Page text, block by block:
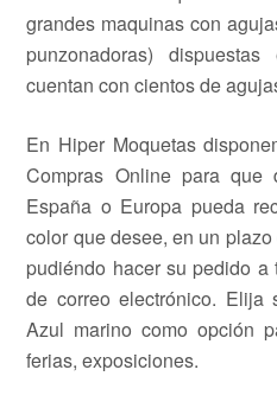
grandes maquinas con
punzonadoras)
cuentan con cientos de
En Hiper Moquetas
Compras Online para que
España o Europa pueda
color que desee, en un
pudiéndo hacer su pedido
de correo electrónico. Elija
Azul marino como opción
ferias, exposiciones.